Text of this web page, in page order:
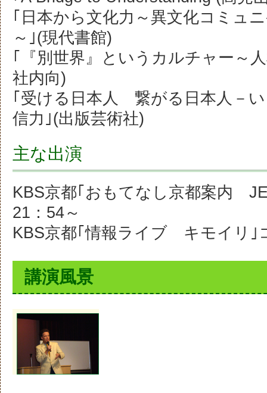
｢日本から文化力～異文化コミュ
～｣(現代書館)
｢『別世界』というカルチャー～
社内向)
｢受ける日本人 繋がる日本人－
信力｣(出版芸術社)
主な出演
KBS京都｢おもてなし京都案内
21：54～
KBS京都｢情報ライブ キモイリ｣
講演風景